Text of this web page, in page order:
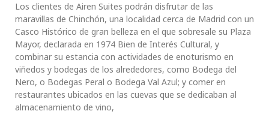
Los clientes de Airen Suites podrán disfrutar de las
maravillas de Chinchón, una localidad cerca de Madrid con un
Casco Histórico de gran belleza en el que sobresale su Plaza
Mayor, declarada en 1974 Bien de Interés Cultural, y
combinar su estancia con actividades de enoturismo en
viñedos y bodegas de los alrededores, como Bodega del
Nero, o Bodegas Peral o Bodega Val Azul; y comer en
restaurantes ubicados en las cuevas que se dedicaban al
almacenamiento de vino,